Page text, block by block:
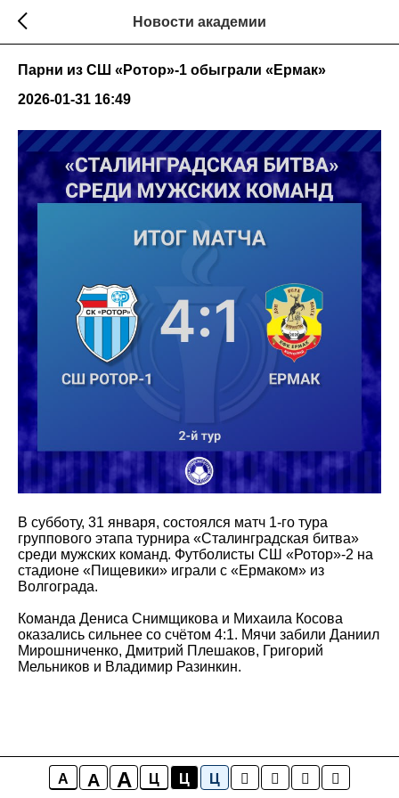
A A A Ц Ц Ц
Новости академии
Парни из СШ «Ротор»-1 обыграли «Ермак»
2026-01-31 16:49
В субботу, 31 января, состоялся матч 1-го тура
группового этапа турнира «Сталинградская битва»
среди мужских команд. Футболисты СШ «Ротор»-2 на
стадионе «Пищевики» играли с «Ермаком» из
Волгограда.
Команда Дениса Снимщикова и Михаила Косова
оказались сильнее со счётом 4:1. Мячи забили Даниил
Мирошниченко, Дмитрий Плешаков, Григорий
Мельников и Владимир Разинкин.